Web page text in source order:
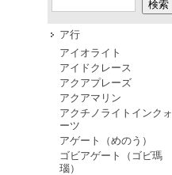
ア行
アイオライト
アイドクレース
アクアプレーズ
アクアマリン
アクチノライトインクォ
ーツ
アゲート（めのう）
ゴビアゲート（ゴビ瑪
瑙）